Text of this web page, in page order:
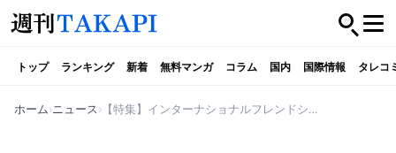
トップ ランキング 新着 無料マンガ コラム 国内 国際情報 タレコ
ホーム ニュース 【特集】インターナショナルフレンドシップクラブとは何か